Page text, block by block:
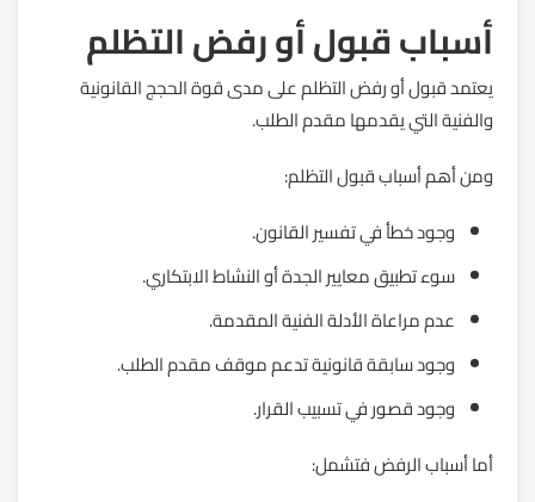
أسباب قبول أو رفض التظلم
يعتمد قبول أو رفض التظلم على مدى قوة الحجج القانونية
والفنية التي يقدمها مقدم الطلب.
ومن أهم أسباب قبول التظلم:
وجود خطأ في تفسير القانون.
سوء تطبيق معايير الجدة أو النشاط الابتكاري.
عدم مراعاة الأدلة الفنية المقدمة.
وجود سابقة قانونية تدعم موقف مقدم الطلب.
وجود قصور في تسبيب القرار.
أما أسباب الرفض فتشمل: